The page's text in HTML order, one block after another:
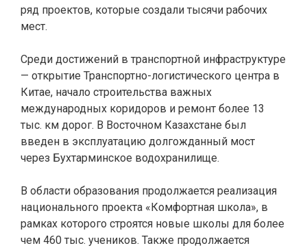
ряд проектов, которые создали тысячи рабочих
мест.
Среди достижений в транспортной инфраструктуре
— открытие Транспортно-логистического центра в
Китае, начало строительства важных
международных коридоров и ремонт более 13
тыс. км дорог. В Восточном Казахстане был
введен в эксплуатацию долгожданный мост
через Бухтарминское водохранилище.
В области образования продолжается реализация
национального проекта «Комфортная школа», в
рамках которого строятся новые школы для более
чем 460 тыс. учеников. Также продолжается